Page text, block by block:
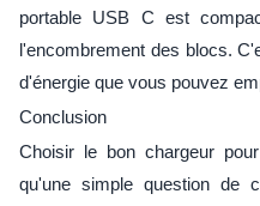
portable USB C est
l'encombrement des blocs.
d'énergie que vous pouvez
Conclusion
Choisir le bon chargeur
qu'une simple question de